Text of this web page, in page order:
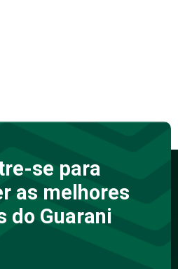
se para
as melhores
do Guarani